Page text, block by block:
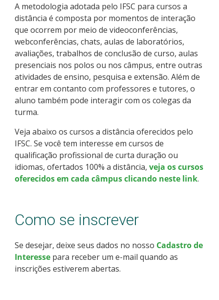
Resultados
Como posso estudar no IFSC?
Calendário de inscrições
Processos Seletivos
Cotas
Orientações para comprovação de cotas
Inscrições e acompanhamento
Estatísticas dos Processos Seletivos
Cadastro de interesse
A metodologia adotada pelo IFSC para cursos a
distância é composta por momentos de interação
que ocorrem por meio de videoconferências,
webconferências, chats, aulas de laboratórios,
avaliações, trabalhos de conclusão de curso, aulas
presenciais nos polos ou nos câmpus, entre outras
atividades de ensino, pesquisa e extensão. Além de
entrar em contanto com professores e tutores, o
aluno também pode interagir com os colegas da
turma.
Veja abaixo os cursos a distância oferecidos pelo
IFSC. Se você tem interesse em cursos de
qualificação profissional de curta duração ou
idiomas, ofertados 100% a distância, veja os cursos
oferecidos em cada câmpus clicando neste link.
Como se inscrever
Se desejar, deixe seus dados no nosso Cadastro de
Interesse para receber um e-mail quando as
inscrições estiverem abertas.